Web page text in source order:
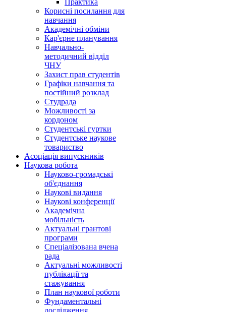
Практика
Корисні посилання для
навчання
Академічні обміни
Кар'єрне планування
Навчально-
методичний відділ
ЧНУ
Захист прав студентів
Графіки навчання та
постійний розклад
Студрада
Можливості за
кордоном
Студентські гуртки
Студентське наукове
товариство
Асоціація випускників
Наукова робота
Науково-громадські
об'єднання
Наукові видання
Наукові конференції
Академічна
мобільність
Актуальні грантові
програми
Спеціалізована вчена
рада
Актуальні можливості
публікації та
стажування
План наукової роботи
Фундаментальні
дослідження